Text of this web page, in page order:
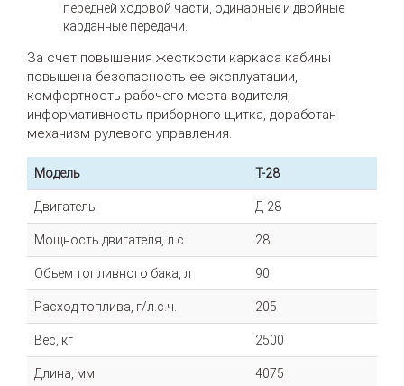
передней ходовой части, одинарные и двойные
карданные передачи.
За счет повышения жесткости каркаса кабины
повышена безопасность ее эксплуатации,
комфортность рабочего места водителя,
информативность приборного щитка, доработан
механизм рулевого управления.
Модель Т-28
Двигатель Д-28
Мощность двигателя, л.с. 28
Объем топливного бака, л 90
Расход топлива, г/л.с.ч. 205
Вес, кг 2500
Длина, мм 4075